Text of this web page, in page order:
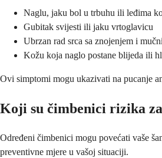
Naglu, jaku bol u trbuhu ili leđima
Gubitak svijesti ili jaku vrtoglavicu
Ubrzan rad srca sa znojenjem i
Kožu koja naglo postane blijeda ili
Ovi simptomi mogu ukazivati na pucanje
Koji su čimbenici rizika
Određeni čimbenici mogu povećati vaše
preventivne mjere u vašoj situaciji.